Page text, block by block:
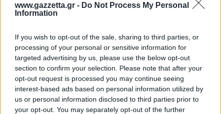
www.gazzetta.gr - Do Not Process My Personal
Information
If you wish to opt-out of the sale, sharing to third parties, or
processing of your personal or sensitive information for
targeted advertising by us, please use the below opt-out
section to confirm your selection. Please note that after your
opt-out request is processed you may continue seeing
interest-based ads based on personal information utilized by
us or personal information disclosed to third parties prior to
your opt-out. You may separately opt-out of the further